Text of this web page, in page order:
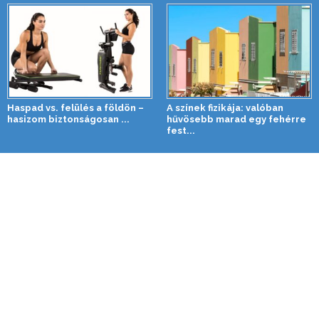
Haspad vs. felülés a földön –
hasizom biztonságosan ...
A színek fizikája: valóban
hűvösebb marad egy fehérre
fest...